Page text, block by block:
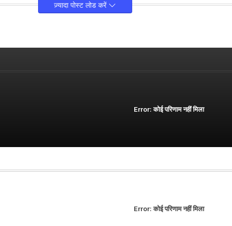
ज़्यादा पोस्ट लोड करें
Error:कोई परिणाम नहीं मिला
Error:कोई परिणाम नहीं मिला